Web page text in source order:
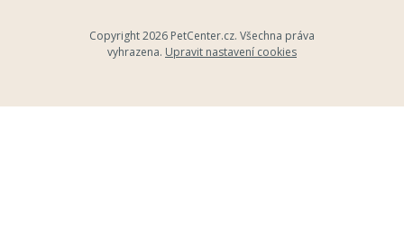
Copyright 2026 PetCenter.cz. Všechna práva
vyhrazena. Upravit nastavení cookies